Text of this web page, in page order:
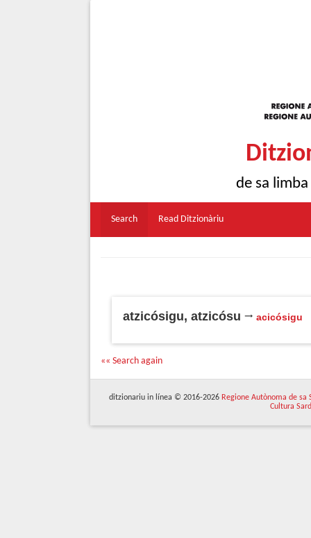
de sa
Search Read Ditzionàriu
atzicósigu, atzicósu acicósigu
«« Search again
ditzionariu in línea © 2016-2026 Regione Autònoma de sa
Cultura